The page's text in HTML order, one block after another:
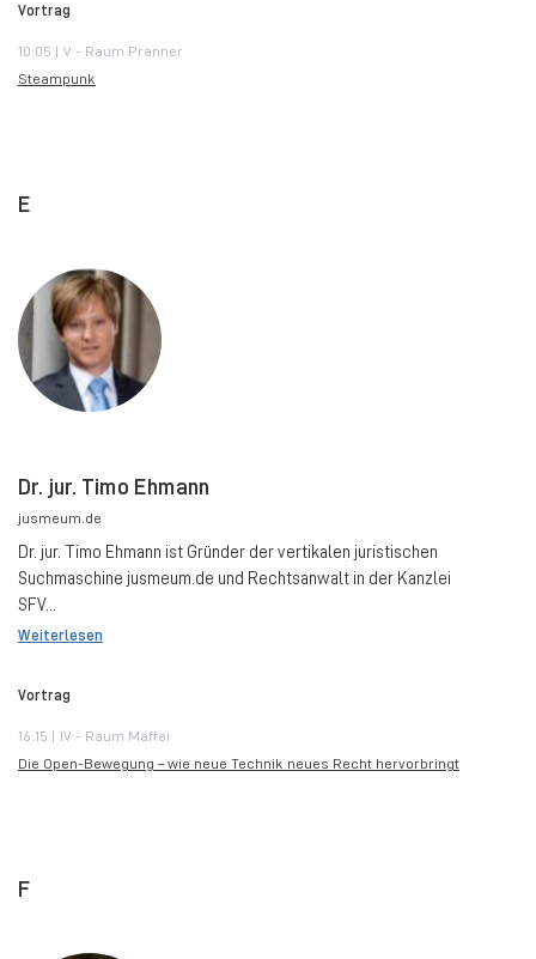
Vortrag
10:05 | V - Raum Pranner
Steampunk
E
Dr. jur. Timo Ehmann
jusmeum.de
Dr. jur. Timo Ehmann ist Gründer der vertikalen juristischen
Suchmaschine jusmeum.de und Rechtsanwalt in der Kanzlei
SFV...
Weiterlesen
Vortrag
16:15 | IV - Raum Maffei
Die Open-Bewegung – wie neue Technik neues Recht hervorbringt
F